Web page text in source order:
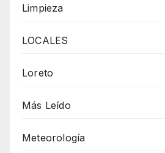
Limpieza
LOCALES
Loreto
Más Leído
Meteorología